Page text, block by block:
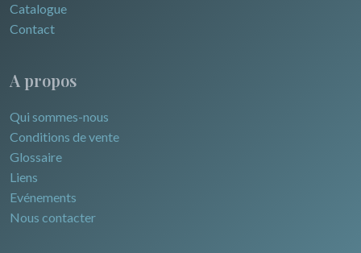
Catalogue
Contact
A propos
Qui sommes-nous
Conditions de vente
Glossaire
Liens
Evénements
Nous contacter